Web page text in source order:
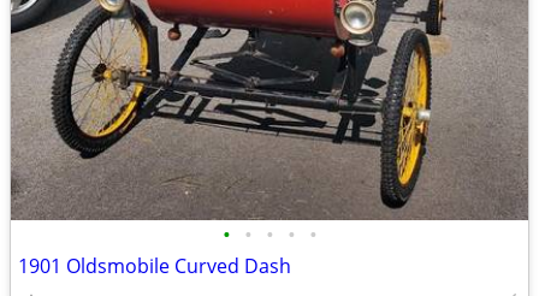
• • • • •
1901 Oldsmobile Curved Dash